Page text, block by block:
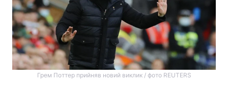
Грем Поттер прийняв новий виклик / фото REUTERS